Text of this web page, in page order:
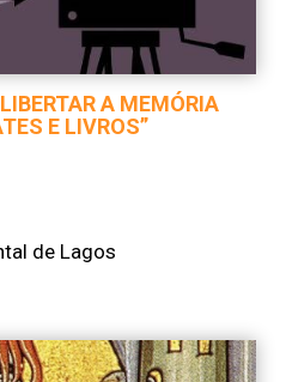
A MEMÓRIA
E LIVROS”
de Lagos